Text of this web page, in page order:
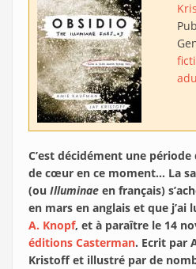
C’est décidément une
de cœur en ce moment… La
(ou Illuminae en français)
en mars en anglais et que j’ai
A. Knopf, et à paraître le 14
éditions Casterman. Ecrit par
Kristoff et illustré par de